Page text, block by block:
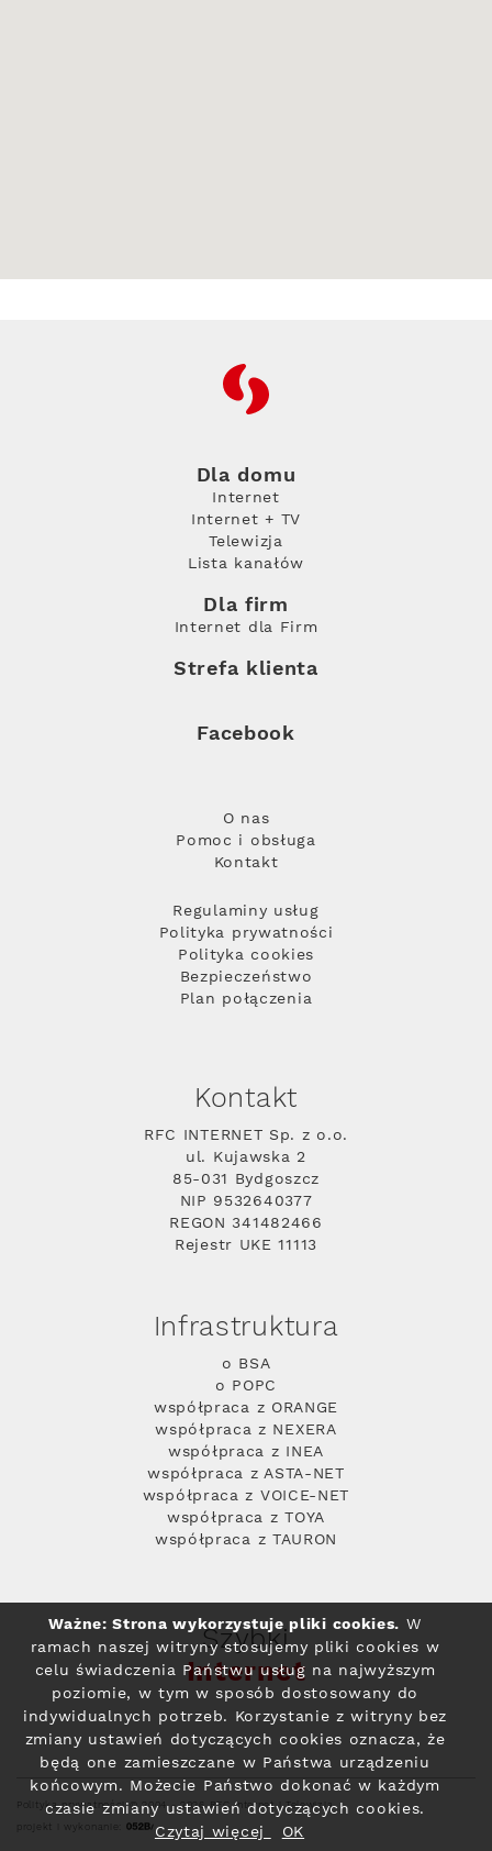
RFC
Dla domu
Internet
Internet + TV
Telewizja
Lista kanałów
Dla firm
Internet dla Firm
Strefa klienta
Facebook
O nas
Pomoc i obsługa
Kontakt
Regulaminy usług
Polityka prywatności
Polityka cookies
Bezpieczeństwo
Plan połączenia
Kontakt
RFC INTERNET Sp. z o.o.
ul. Kujawska 2
85-031 Bydgoszcz
NIP 9532640377
REGON 341482466
Rejestr UKE 11113
Infrastruktura
o BSA
o POPC
współpraca z ORANGE
współpraca z NEXERA
współpraca z INEA
współpraca z ASTA-NET
współpraca z VOICE-NET
współpraca z TOYA
współpraca z TAURON
Szybki
Internet
Polityka prywatności© 2004 - 2026 RFC Internet i Telewizja
projekt i wykonanie:
Ważne: Strona wykorzystuje pliki cookies. W
ramach naszej witryny stosujemy pliki cookies w
celu świadczenia Państwu usług na najwyższym
poziomie, w tym w sposób dostosowany do
indywidualnych potrzeb. Korzystanie z witryny bez
zmiany ustawień dotyczących cookies oznacza, że
będą one zamieszczane w Państwa urządzeniu
końcowym. Możecie Państwo dokonać w każdym
czasie zmiany ustawień dotyczących cookies.
Czytaj więcej
OK